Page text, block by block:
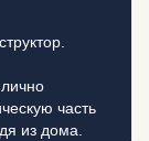
часть
из дома.